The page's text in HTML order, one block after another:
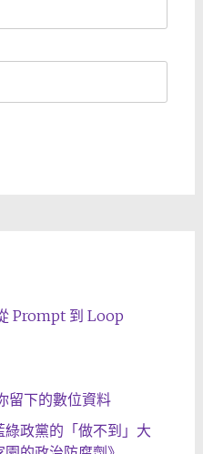
Prompt 到 Loop
留下的數位資料
綠政黨的「做不到」大